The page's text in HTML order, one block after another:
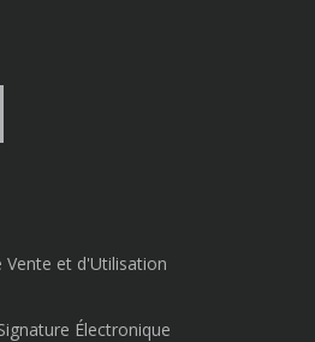
Vente et d'Utilisation
Électronique